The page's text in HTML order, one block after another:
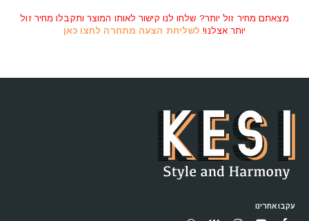
מצאתם מחיר זול יותר? שלחו לנו קישור לאותו המוצר ותקבלו מחיר זול
יותר אצלנו! לשליחת הצעה מתחרה לחצו כאן
עקבו אחרינו